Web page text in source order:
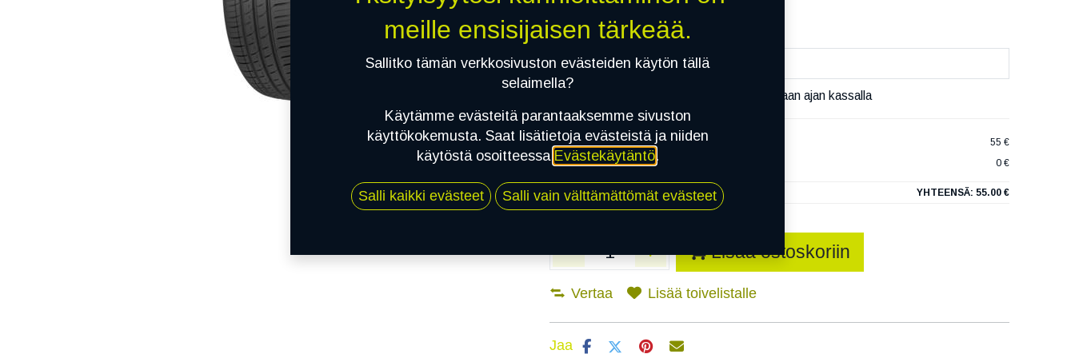
Asennuspalvelu
Mikäli valitset asennuksen, pääset varaamaan ajan kassalla
1X 155/80R13 79T SAILUN ATREZZO ECO
55 €
EI ASENNUSTA
0 €
YHTEENSÄ: 55.00 €
Lisää ostoskoriin
Vertaa Lisää toivelistalle
Jaa
meille ensisijaisen tärkeää.
Sallitko tämän verkkosivuston evästeiden käytön tällä
selaimella?
Käytämme evästeitä parantaaksemme sivuston
käyttökokemusta. Saat lisätietoja evästeistä ja niiden
käytöstä osoitteessa Evästekäytäntö.
Salli kaikki evästeet Salli vain välttämättömät evästeet